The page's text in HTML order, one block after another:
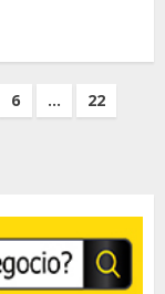
6 …
22